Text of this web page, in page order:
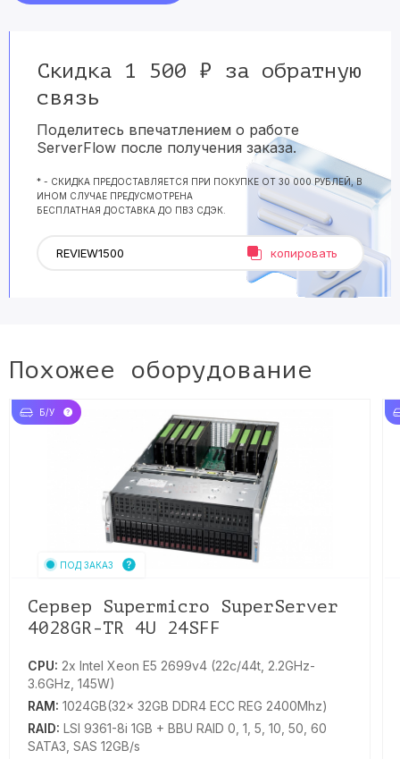
Скидка 1 500 ₽ за обратную
связь
Поделитесь впечатлением о работе
ServerFlow после получения заказа.
* - СКИДКА ПРЕДОСТАВЛЯЕТСЯ ПРИ ПОКУПКЕ ОТ 30 000 РУБЛЕЙ, В
ИНОМ СЛУЧАЕ ПРЕДУСМОТРЕНА
БЕСПЛАТНАЯ ДОСТАВКА ДО ПВЗ СДЭК.
копировать
Похожее оборудование
Б/У
ПОД ЗАКАЗ
Сервер Supermicro SuperServer
4028GR-TR 4U 24SFF
CPU: 2x Intel Xeon E5 2699v4 (22c/44t, 2.2GHz-
3.6GHz, 145W)
RAM: 1024GB(32x 32GB DDR4 ECC REG 2400Mhz)
RAID: LSI 9361-8i 1GB + BBU RAID 0, 1, 5, 10, 50, 60
SATA3, SAS 12GB/s